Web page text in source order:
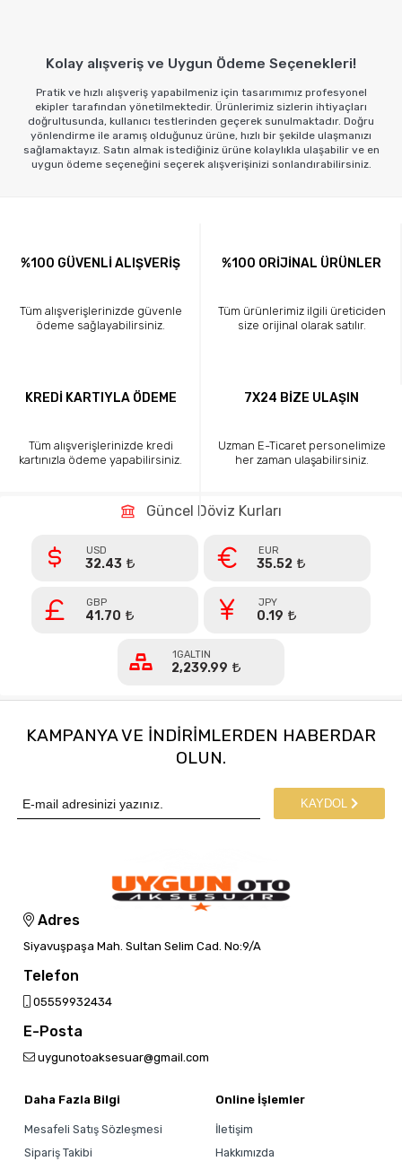
Kolay alışveriş ve Uygun Ödeme Seçenekleri!
Pratik ve hızlı alışveriş yapabilmeniz için tasarımımız profesyonel
ekipler tarafından yönetilmektedir. Ürünlerimiz sizlerin ihtiyaçları
doğrultusunda, kullanıcı testlerinden geçerek sunulmaktadır. Doğru
yönlendirme ile aramış olduğunuz ürüne, hızlı bir şekilde ulaşmanızı
sağlamaktayız. Satın almak istediğiniz ürüne kolaylıkla ulaşabilir ve en
uygun ödeme seçeneğini seçerek alışverişinizi sonlandırabilirsiniz.
%100 GÜVENLİ ALIŞVERİŞ
Tüm alışverişlerinizde güvenle
ödeme sağlayabilirsiniz.
%100 ORİJİNAL ÜRÜNLER
Tüm ürünlerimiz ilgili üreticiden
size orijinal olarak satılır.
KREDİ KARTIYLA ÖDEME
Tüm alışverişlerinizde kredi
kartınızla ödeme yapabilirsiniz.
7X24 BİZE ULAŞIN
Uzman E-Ticaret personelimize
her zaman ulaşabilirsiniz.
Güncel Döviz Kurları
USD
32.43
EUR
35.52
GBP
41.70
JPY
0.19
1GALTIN
2,239.99
KAMPANYA VE INDIRIMLERDEN HABERDAR
OLUN.
KAYDOL
Adres
Siyavuşpaşa Mah. Sultan Selim Cad. No:9/A
Telefon
05559932434
E-Posta
uygunotoaksesuar@gmail.com
Daha Fazla Bilgi
Mesafeli Satış Sözleşmesi
Sipariş Takibi
Online İşlemler
İletişim
Hakkımızda